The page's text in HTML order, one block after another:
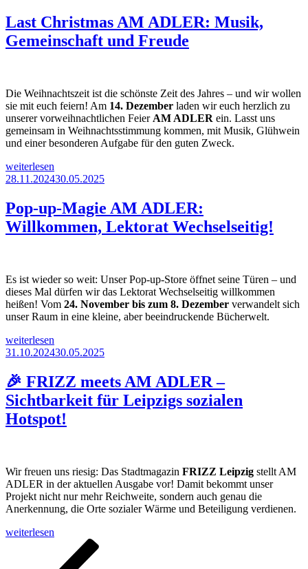
Gemeinsam
statt
einsam“
Last Christmas AM ADLER: Musik,
Gemeinschaft und Freude
Die Weihnachtszeit ist die schönste Zeit des Jahres – und wir wollen
sie mit euch feiern! Am 14. Dezember laden wir euch herzlich zu
unserer vorweihnachtlichen Feier AM ADLER ein. Lasst uns
gemeinsam in Weihnachtsstimmung kommen, mit Musik, Glühwein
und einer besonderen Aufgabe für den guten Zweck.
„Last
Christmas
ADLER:
Musik,
Gemeinschaft
weiterlesen
Veröffentlicht
28.11.202430.05.2025
Pop-up-Magie AM ADLER:
Willkommen, Lektorat Wechselseitig!
Es ist wieder so weit: Unser Pop-up-Store öffnet seine Türen – und
dieses Mal dürfen wir das Lektorat Wechselseitig willkommen
heißen! Vom 24. November bis zum 8. Dezember verwandelt sich
unser Raum in eine kleine, aber beeindruckende Bücherwelt.
„Pop-
up-
AM
ADLER:
Willkommen,
Lektorat
Wechselseitig!“
weiterlesen
Veröffentlicht
31.10.202430.05.2025
🎉 FRIZZ meets AM ADLER –
Sichtbarkeit für Leipzigs sozialen
Hotspot!
Wir freuen uns riesig: Das Stadtmagazin FRIZZ Leipzig stellt AM
ADLER in der aktuellen Ausgabe vor! Damit bekommt unser
Projekt nicht nur mehr Reichweite, sondern auch genau die
Anerkennung, die Orte sozialer Wärme und Beteiligung verdienen.
„🎉
weiterlesen
Seitennummerierung